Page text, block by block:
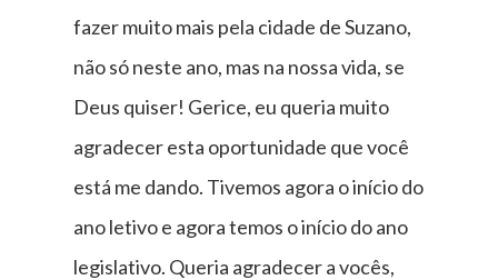
fazer muito mais pela cidade de Suzano,
não só neste ano, mas na nossa vida, se
Deus quiser! Gerice, eu queria muito
agradecer esta oportunidade que você
está me dando. Tivemos agora o início do
ano letivo e agora temos o início do ano
legislativo. Queria agradecer a vocês,